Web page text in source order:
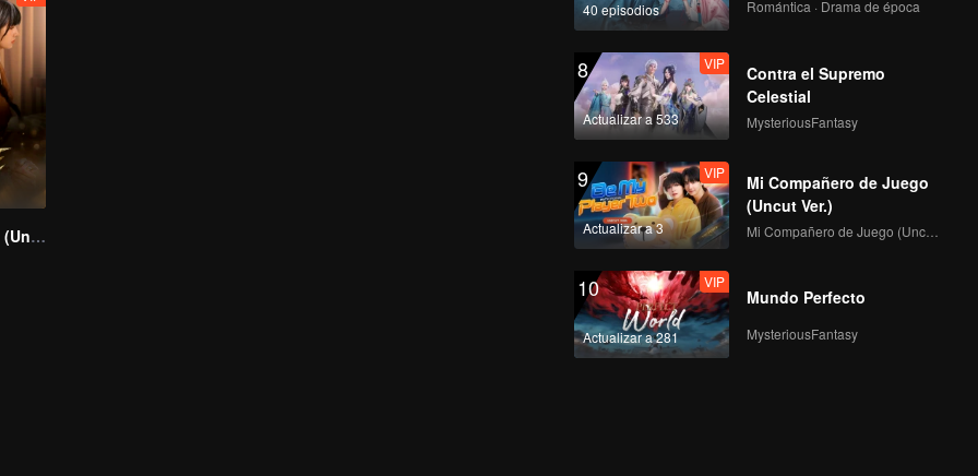
Mate the series (Uncut Ver.)
40 episodios Romántica · Drama de época
8
Actualizar a 533
VIP
Contra el Supremo
Celestial
MysteriousFantasy
9
Actualizar a 3
VIP
Mi Compañero de Juego
(Uncut Ver.)
Mi Compañero de Juego (Uncut Ver.)
10
Actualizar a 281
VIP
Mundo Perfecto
MysteriousFantasy